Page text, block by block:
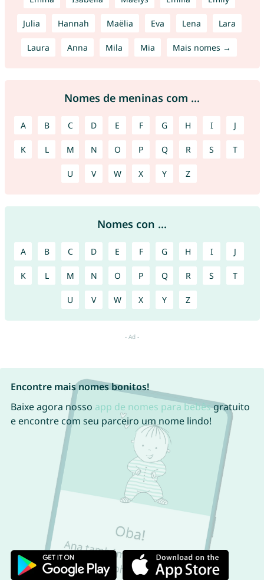
Julia Hannah Maëlia Eva Lena Lara
Laura Anna Mila Mia Mais nomes →
Nomes de meninas com ...
A B C D E F G H I J
K L M N O P Q R S T
U V W X Y Z
Nomes con ...
A B C D E F G H I J
K L M N O P Q R S T
U V W X Y Z
Encontre mais nomes bonitos!
Baixe agora nosso app de nomes para bebêsgratuito
e encontre com seu parceiro um nome lindo!